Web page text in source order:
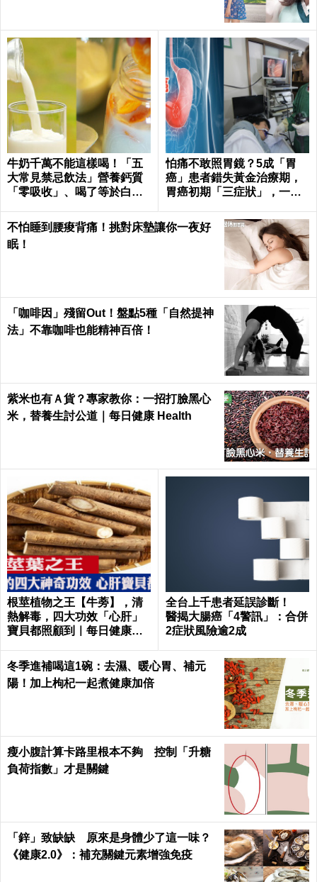
牛奶千萬不能這樣喝！「五
大常見禁忌飲法」營養鈣質
「零吸收」、喝了等於白
怕痛不敢照胃鏡？5成「胃
癌」患者錯失黃金治療期，
胃癌初期「三症狀」，一出
h
不怕睡到腰痠背痛！挑對床墊讓你一夜好
眠！
「咖啡因」殘留Out！盤點5種「自然提神
法」不靠咖啡也能精神百倍！
紫米也有Ａ貨？專家教你：一招打臉黑心
米，替養生討公道｜每日健康 Health
根莖植物之王【牛蒡】，清
熱解毒，四大功效「心肝」
寶貝都照顧到｜每日健康He
全台上千患者延誤診斷！
醫揭大腸癌「4警訊」：合併
2症狀風險逾2成
冬季進補喝這1碗：去濕、暖心胃、補元
陽！加上枸杞一起煮健康加倍
瘦小腹計算卡路里根本不夠 控制「升糖
負荷指數」才是關鍵
「鋅」致缺缺 原來是身體少了這一味？
《健康2.0》：補充關鍵元素增強免疫